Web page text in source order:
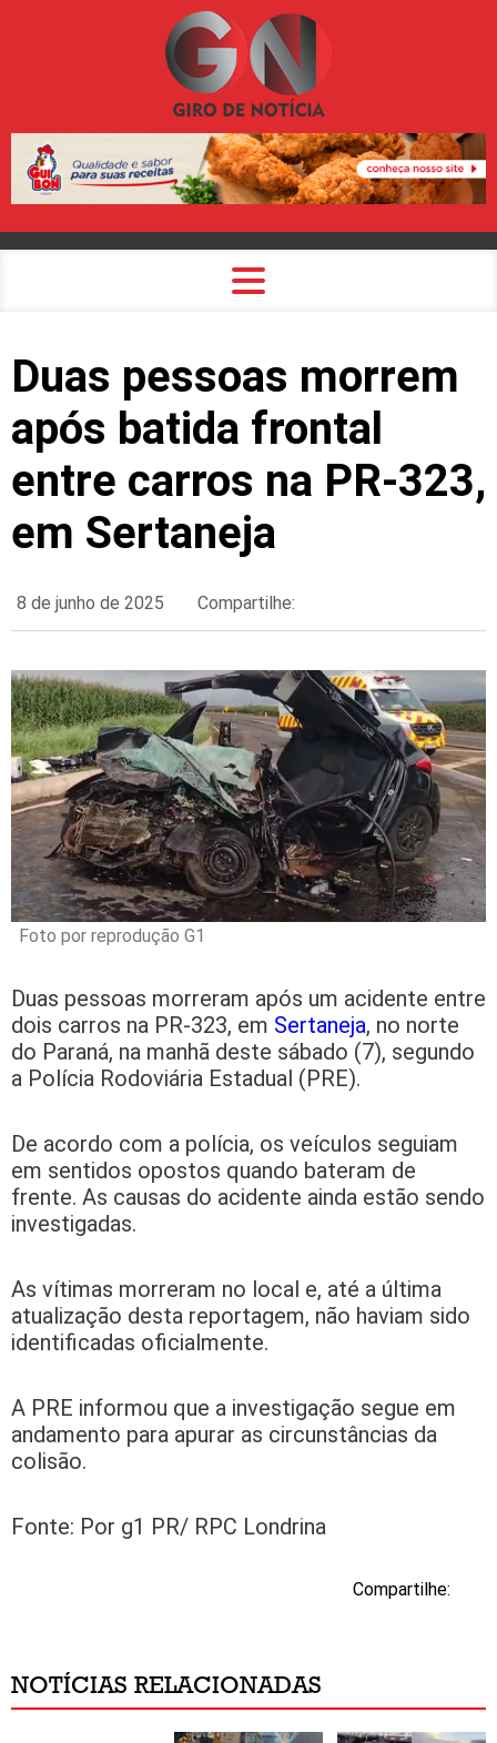
Duas pessoas morrem
após batida frontal
entre carros na PR-323,
em Sertaneja
8 de junho de 2025 Compartilhe:
Foto por reprodução G1
Duas pessoas morreram após um acidente entre
dois carros na PR-323, em Sertaneja, no norte
do Paraná, na manhã deste sábado (7), segundo
a Polícia Rodoviária Estadual (PRE).
De acordo com a polícia, os veículos seguiam
em sentidos opostos quando bateram de
frente. As causas do acidente ainda estão sendo
investigadas.
As vítimas morreram no local e, até a última
atualização desta reportagem, não haviam sido
identificadas oficialmente.
A PRE informou que a investigação segue em
andamento para apurar as circunstâncias da
colisão.
Fonte: Por g1 PR/ RPC Londrina
Compartilhe:
NOTÍCIAS RELACIONADAS